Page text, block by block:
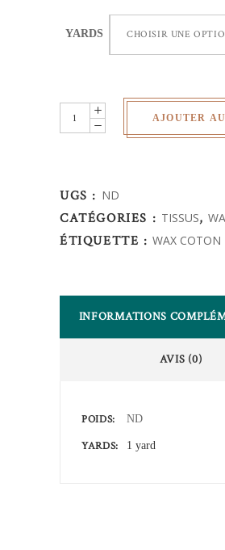
YARDS CHOISIR UNE
Wax
Africain
quantity
AJOUTER
UGS : ND
CATÉGORIES : TISSUS,
ÉTIQUETTE :WAX COTON
INFORMATIONS
AVIS (0)
POIDS ND
YARDS 1 yard